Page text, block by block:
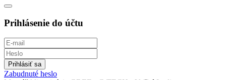
Prihlásenie do účtu
Zabudnuté heslo